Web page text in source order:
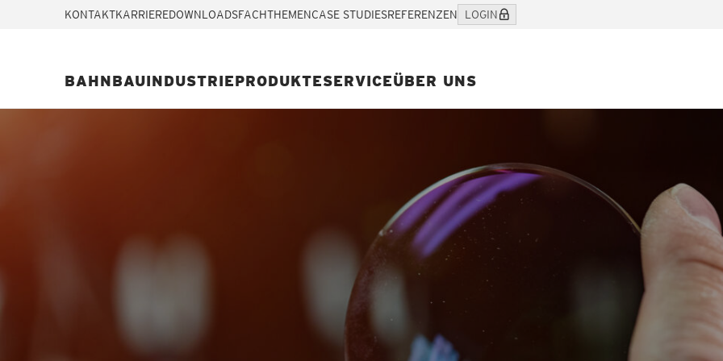
KONTAKTKARRIEREDOWNLOADSFACHTHEMENCASE STUDIESREFERENZEN LOGIN
BAHNBAUINDUSTRIEPRODUKTESERVICEÜBER UNS